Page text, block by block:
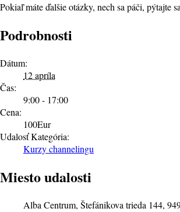
Pokiaľ máte ďalšie otázky, nech sa páči, pýtajte
Podrobnosti
Dátum:
12 apríla
Čas:
9:00 - 17:00
Cena:
100Eur
Udalosť Kategória:
Kurzy channelingu
Miesto udalosti
Alba Centrum, Štefánikova trieda 144,